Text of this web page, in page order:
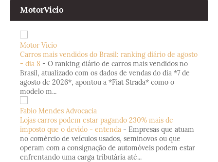
MotorVicio
Motor Vício
Carros mais vendidos do Brasil: ranking diário de agosto
- dia 8 - O ranking diário de carros mais vendidos no
Brasil, atualizado com os dados de vendas do dia *7 de
agosto de 2026*, apontou a *Fiat Strada* como o
modelo m...
Fabio Mendes Advocacia
Lojas carros podem estar pagando 230% mais de
imposto que o devido - entenda - Empresas que atuam
no comércio de veículos usados, seminovos ou que
operam com a consignação de automóveis podem estar
enfrentando uma carga tributária até...